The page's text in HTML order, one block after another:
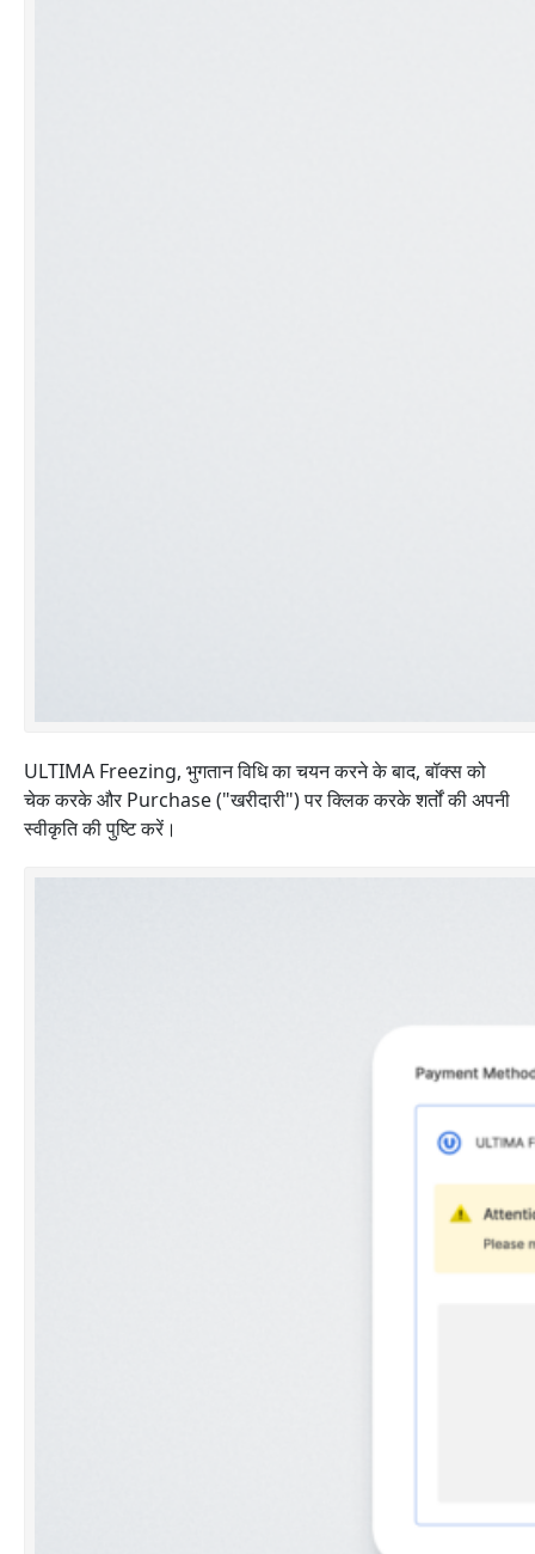
ULTIMA Freezing, भुगतान विधि का चयन करने के बाद, बॉक्स को
चेक करके और Purchase ("खरीदारी") पर क्लिक करके शर्तों की अपनी
स्वीकृति की पुष्टि करें।